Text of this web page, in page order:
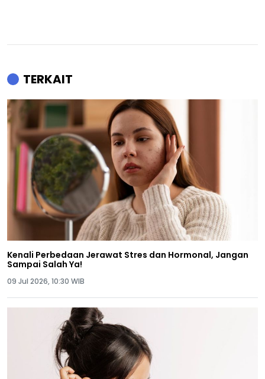
TERKAIT
Kenali Perbedaan Jerawat Stres dan Hormonal, Jangan
Sampai Salah Ya!
09 Jul 2026, 10:30 WIB